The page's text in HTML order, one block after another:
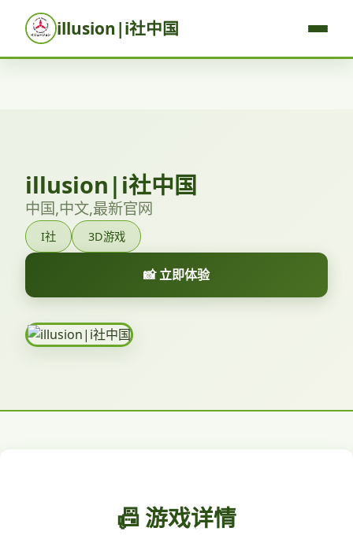
illusion|i社中国
illusion|i社中国
中国,中文,最新官网
I社 3D游戏
📸 立即体验
📠 游戏详情